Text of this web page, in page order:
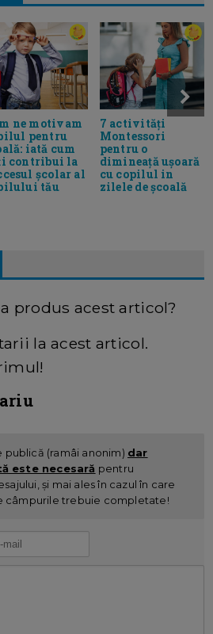
ne motivam
pentru
iată cum
contribui la
școlar al
tău
7 activități
Montessori
pentru o
dimineață ușoară
cu copilul in
zilele de școală
produs acest articol?
la acest articol.
publică (ramâi anonim) dar
este necesară pentru
și mai ales în cazul în care
câmpurile trebuie completate!